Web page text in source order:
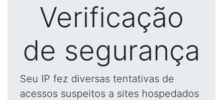
Verificação
de segurança
Seu IP fez diversas tentativas de
acessos suspeitos a sites hospedados